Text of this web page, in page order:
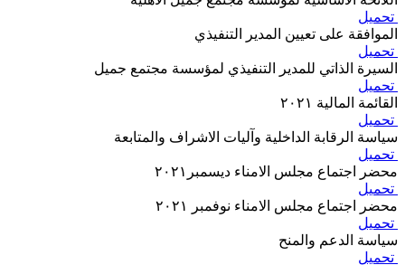
تحميل
الموافقة على تعيين المدير التنفيذي
تحميل
السيرة الذاتي للمدير التنفيذي لمؤسسة مجتمع جميل
تحميل
القائمة المالية ٢٠٢١
تحميل
سياسة الرقابة الداخلية وآليات الاشراف والمتابعة
تحميل
محضر اجتماع مجلس الامناء ديسمبر٢٠٢١
تحميل
محضر اجتماع مجلس الامناء نوفمبر ٢٠٢١
تحميل
سياسة الدعم والمنح
تحميل